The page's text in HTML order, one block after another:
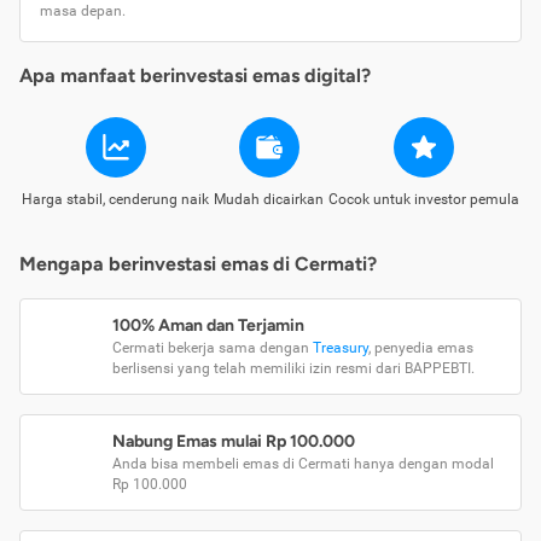
masa depan.
Apa manfaat berinvestasi emas digital?
Harga stabil, cenderung naik Mudah dicairkan Cocok untuk investor pemula
Mengapa berinvestasi emas di Cermati?
100% Aman dan Terjamin
Cermati bekerja sama dengan Treasury, penyedia emas
berlisensi yang telah memiliki izin resmi dari BAPPEBTI.
Nabung Emas mulai Rp 100.000
Anda bisa membeli emas di Cermati hanya dengan modal
Rp 100.000